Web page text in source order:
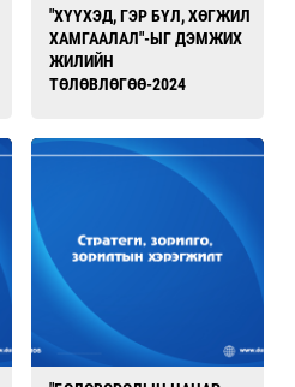
"ХҮҮХЭД, ГЭР БҮЛ, ХӨГЖИЛ
ХАМГААЛАЛ"-ЫГ ДЭМЖИХ
ЖИЛИЙН
ТӨЛӨВЛӨГӨӨ-2024